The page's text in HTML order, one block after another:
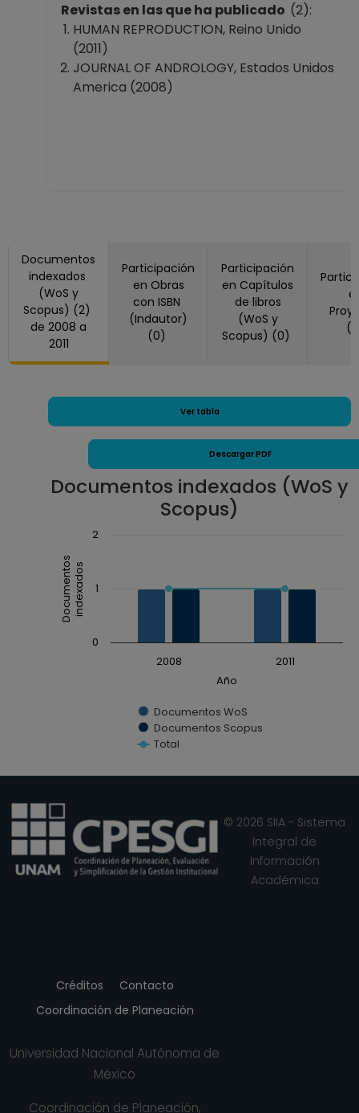
Revistas en las que ha publicado (2):
HUMAN REPRODUCTION, Reino Unido
(2011)
JOURNAL OF ANDROLOGY, Estados Unidos
America (2008)
Documentos
indexados
(WoS y
Scopus) (2)
de 2008 a
2011
Participación
en Obras
con ISBN
(Indautor)
(0)
Participación
en Capítulos
de libros
(WoS y
Scopus) (0)
Ver tabla
Descargar PDF
Documentos indexados (WoS y
Scopus)
Chart
Combination chart with 3 data series.
The chart has 1 X axis displaying Año.
The chart has 1 Y axis displaying Documentos
Año
Documentosindexados
Documentos WoS
Documentos Scopus
Total
2008 2011
0
1
2
End of interactive chart.
Créditos
Contacto
Coordinación de Planeación
Universidad Nacional Autónoma de
México
Coordinación de Planeación,
© 2026 SIIA - Sistema
Integral de
Información
Académica